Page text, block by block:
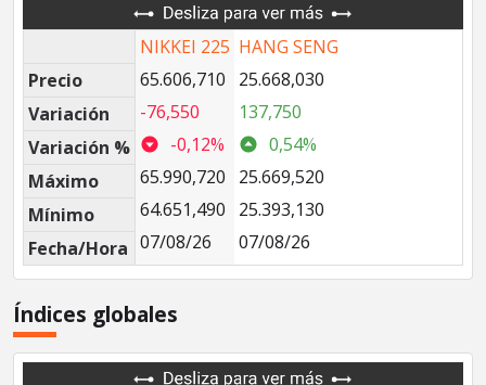
Precio
Variación
Variación %
Máximo
Mínimo
Fecha/Hora
NIKKEI 225
65.606,710
-76,550
-0,12%
65.990,720
64.651,490
07/08/26
HANG SENG
25.668,030
137,750
0,54%
25.669,520
25.393,130
07/08/26
Índices globales